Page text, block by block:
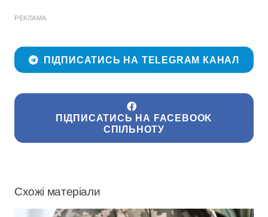
РЕКЛАМА
ПІДПИСАТИСЬ НА TELEGRAM КАНАЛ
ПІДПИСАТИСЬ НА FACEBOOK
СПІЛЬНОТУ
Схожі матеріали